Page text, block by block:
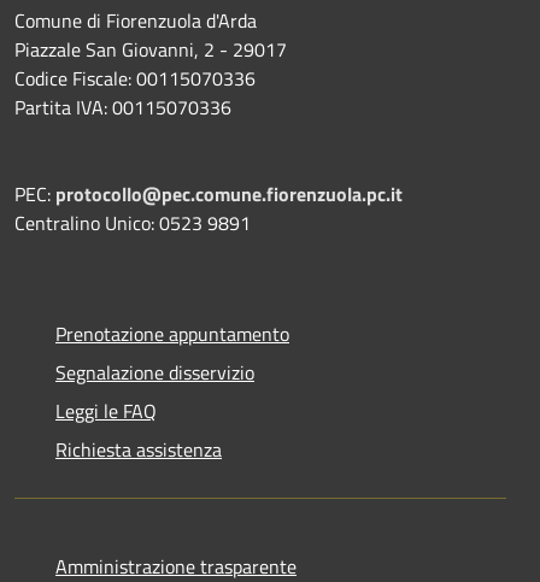
Comune di Fiorenzuola d'Arda
Piazzale San Giovanni, 2 - 29017
Codice Fiscale: 00115070336
Partita IVA: 00115070336
PEC: protocollo@pec.comune.fiorenzuola.pc.it
Centralino Unico: 0523 9891
Prenotazione appuntamento
Segnalazione disservizio
Leggi le FAQ
Richiesta assistenza
Amministrazione trasparente